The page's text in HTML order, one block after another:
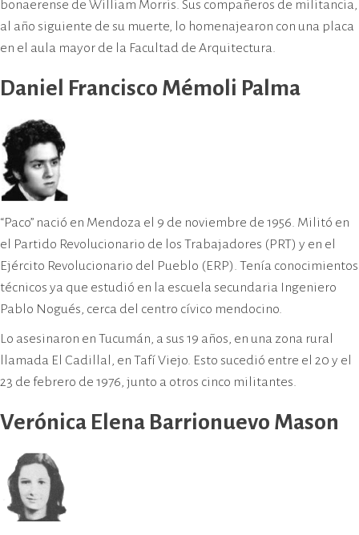
bonaerense de William Morris. Sus compañeros de militancia,
al año siguiente de su muerte, lo homenajearon con una placa
en el aula mayor de la Facultad de Arquitectura.
Daniel Francisco Mémoli Palma
“Paco” nació en Mendoza el 9 de noviembre de 1956. Militó en
el Partido Revolucionario de los Trabajadores (PRT) y en el
Ejército Revolucionario del Pueblo (ERP). Tenía conocimientos
técnicos ya que estudió en la escuela secundaria Ingeniero
Pablo Nogués, cerca del centro cívico mendocino.
Lo asesinaron en Tucumán, a sus 19 años, en una zona rural
llamada El Cadillal, en Tafí Viejo. Esto sucedió entre el 20 y el
23 de febrero de 1976, junto a otros cinco militantes.
Verónica Elena Barrionuevo Mason